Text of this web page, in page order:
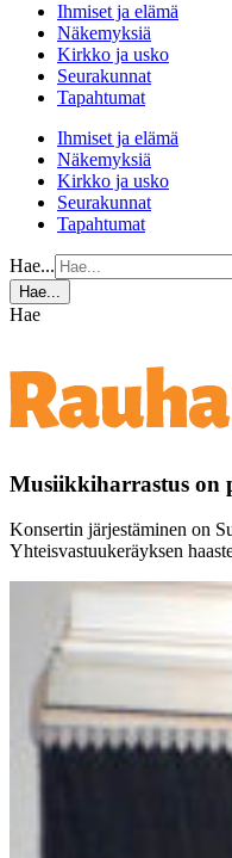
Ihmiset ja elämä
Näkemyksiä
Kirkko ja usko
Seurakunnat
Tapahtumat
Ihmiset ja elämä
Näkemyksiä
Kirkko ja usko
Seurakunnat
Tapahtumat
Hae...
Hae...
Hae
Musiikkiharrastus on
Konsertin järjestäminen on
Yhteisvastuukeräyksen